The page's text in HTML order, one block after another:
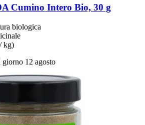
Cumino Intero Bio, 30 g
biologica
kg)
giorno 12 agosto